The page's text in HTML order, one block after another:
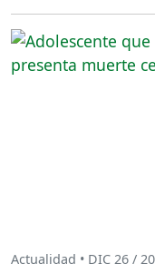
Actualidad • DIC 26 /